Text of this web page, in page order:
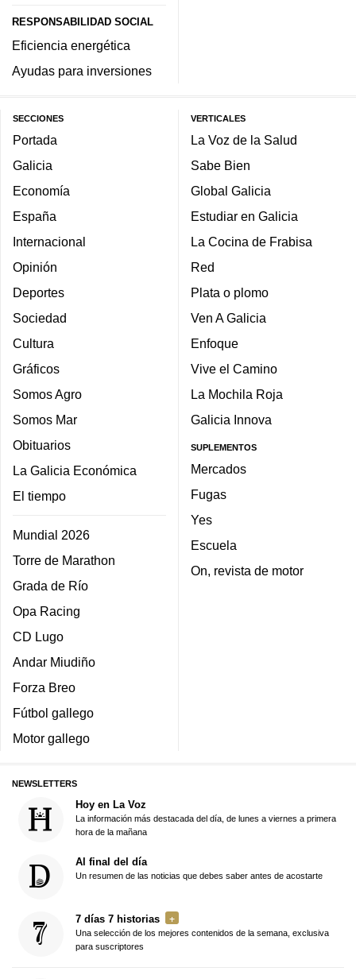
RESPONSABILIDAD SOCIAL
Eficiencia energética
Ayudas para inversiones
SECCIONES
Portada
Galicia
Economía
España
Internacional
Opinión
Deportes
Sociedad
Cultura
Gráficos
Somos Agro
Somos Mar
Obituarios
La Galicia Económica
El tiempo
Mundial 2026
Torre de Marathon
Grada de Río
Opa Racing
CD Lugo
Andar Miudiño
Forza Breo
Fútbol gallego
Motor gallego
VERTICALES
La Voz de la Salud
Sabe Bien
Global Galicia
Estudiar en Galicia
La Cocina de Frabisa
Red
Plata o plomo
Ven A Galicia
Enfoque
Vive el Camino
La Mochila Roja
Galicia Innova
SUPLEMENTOS
Mercados
Fugas
Yes
Escuela
On, revista de motor
NEWSLETTERS
Hoy en La Voz
La información más destacada del día, de lunes a viernes a primera
hora de la mañana
Al final del día
Un resumen de las noticias que debes saber antes de acostarte
7 días 7 historias
Una selección de los mejores contenidos de la semana, exclusiva
para suscriptores